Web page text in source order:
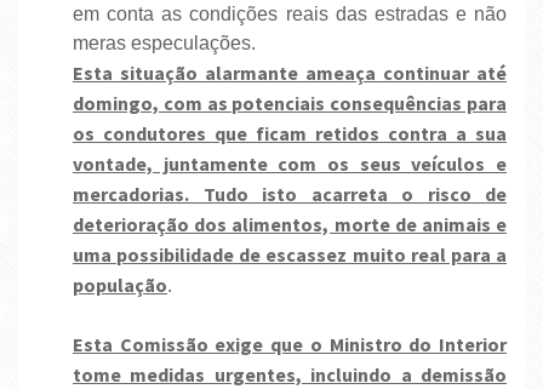
em conta as condições reais das estradas e não
meras especulações.
Esta situação alarmante ameaça continuar até
domingo, com as potenciais consequências para
os condutores que ficam retidos contra a sua
vontade, juntamente com os seus veículos e
mercadorias. Tudo isto acarreta o risco de
deterioração dos alimentos, morte de animais e
uma possibilidade de escassez muito real para a
população.
Esta Comissão exige que o Ministro do Interior
tome medidas urgentes, incluindo a demissão